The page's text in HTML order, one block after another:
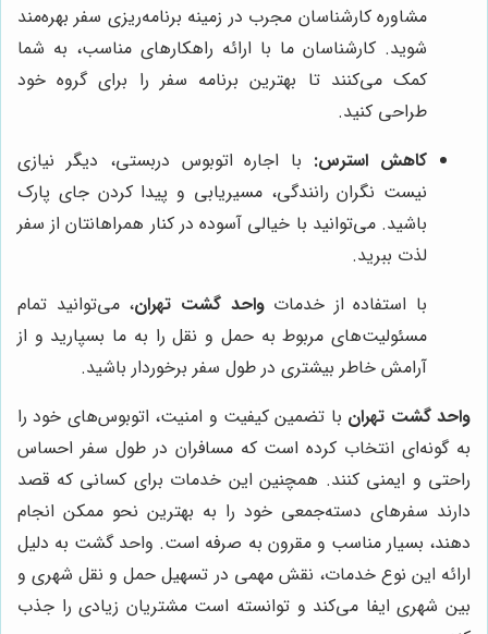
مشاوره کارشناسان مجرب در زمینه برنامه‌ریزی سفر بهره‌مند
شوید. کارشناسان ما با ارائه راهکارهای مناسب، به شما
کمک می‌کنند تا بهترین برنامه سفر را برای گروه خود
طراحی کنید.
کاهش استرس: با اجاره اتوبوس دربستی، دیگر نیازی
نیست نگران رانندگی، مسیریابی و پیدا کردن جای پارک
باشید. می‌توانید با خیالی آسوده در کنار همراهانتان از سفر
لذت ببرید.
با استفاده از خدماتواحد گشت تهران، می‌توانید تمام
مسئولیت‌های مربوط به حمل و نقل را به ما بسپارید و از
آرامش خاطر بیشتری در طول سفر برخوردار باشید.
واحد گشت تهران با تضمین کیفیت و امنیت، اتوبوس‌های خود را
به گونه‌ای انتخاب کرده است که مسافران در طول سفر احساس
راحتی و ایمنی کنند. همچنین این خدمات برای کسانی که قصد
دارند سفرهای دسته‌جمعی خود را به بهترین نحو ممکن انجام
دهند، بسیار مناسب و مقرون به صرفه است. واحد گشت به دلیل
ارائه این نوع خدمات، نقش مهمی در تسهیل حمل و نقل شهری و
بین شهری ایفا می‌کند و توانسته است مشتریان زیادی را جذب